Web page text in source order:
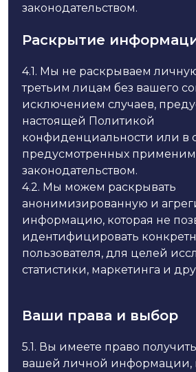
законодательством.
Раскрытие
4.1. Мы не раскрываем
третьим лицам без вашего
исключением случаев,
настоящей Политикой
конфиденциальности или в
предусмотренных
законодательством.
4.2. Мы можем раскрывать
анонимизированную и
информацию, которая не
идентифицировать
пользователя, для целей
статистики, маркетинга и
Ваши права и выбор
5.1. Вы имеете право
вашей личной информации,